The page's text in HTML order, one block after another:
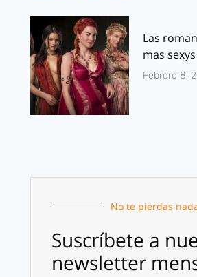
Las
mas
Febrero 8,
No te pierdas
Suscríbete a
newsletter